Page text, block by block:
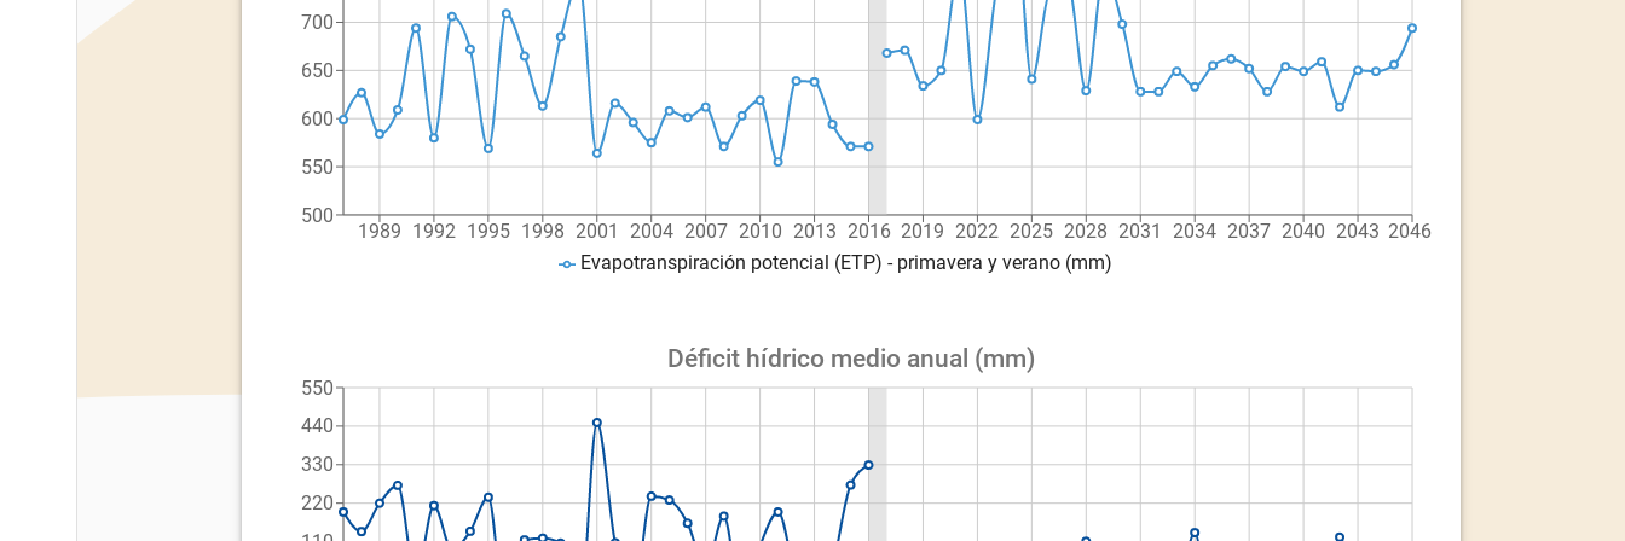
1989 1992 1995 1998 2001 2004 2007 2010 2013 2016 2019 2022 2025 2028 2031 2034 2037 2040 2043 2046
500
550
600
650
700
Evapotranspiración potencial (ETP) - primavera y verano (mm)
Déficit hídrico medio anual (mm)
220
330
440
550